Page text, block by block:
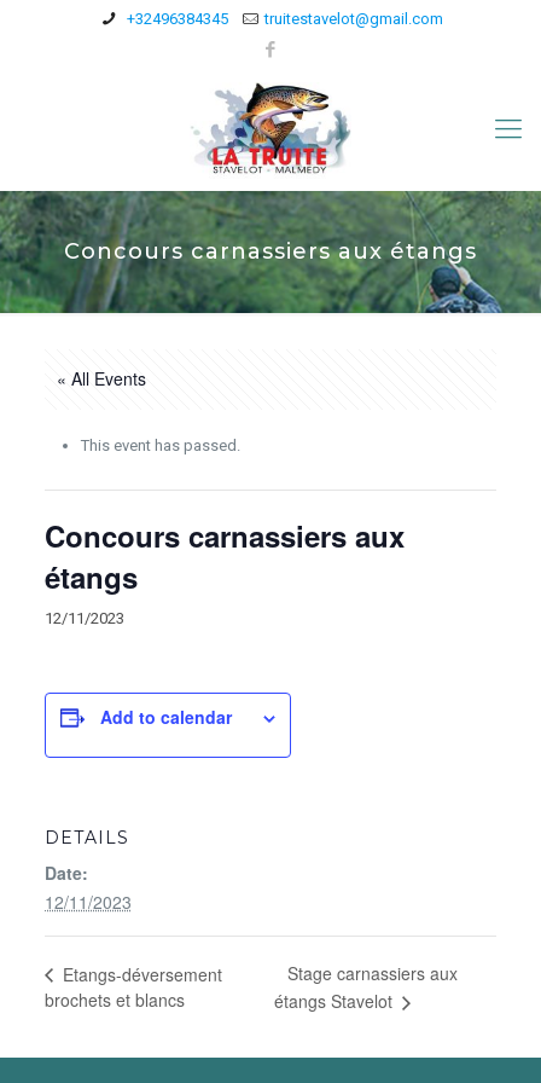
+32496384345 truitestavelot@gmail.com
Concours carnassiers aux étangs
« All Events
This event has passed.
Concours carnassiers aux
étangs
12/11/2023
Add to calendar
DETAILS
Date:
12/11/2023
Etangs-déversement
brochets et blancs
Stage carnassiers aux
étangs Stavelot